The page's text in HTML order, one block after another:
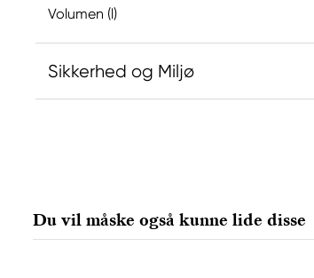
Volumen (l)
Sikkerhed og Miljø
1160 Köpenhamn K, Denmark
city@stelling.dk
Du vil måske også kunne lide disse